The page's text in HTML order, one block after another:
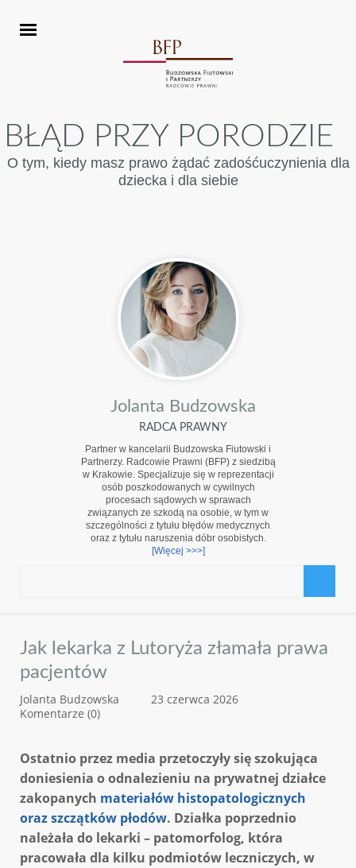
BŁĄD PRZY PORODZIE
O tym, kiedy masz prawo żądać zadośćuczynienia dla
dziecka i dla siebie
Jolanta Budzowska
RADCA PRAWNY
Partner w kancelarii Budzowska Fiutowski i
Partnerzy. Radcowie Prawni (BFP) z siedzibą
w Krakowie. Specjalizuje się w reprezentacji
osób poszkodowanych w cywilnych
procesach sądowych w sprawach
związanych ze szkodą na osobie, w tym w
szczególności z tytułu błędów medycznych
oraz z tytułu naruszenia dóbr osobistych.
[Więcej >>>]
Jak lekarka z Lutoryża złamała prawa
pacjentów
Jolanta Budzowska
23 czerwca 2026
Komentarze (0)
Ostatnio przez media przetoczyły się szokująca
doniesienia o odnalezieniu na prywatnej działce
zakopanych materiałów histopatologicznych
oraz szczątków płodów. Działka poprzednio
należała do lekarki – patomorfolog, która
pracowała dla kilku podmiotów leczniczych, w